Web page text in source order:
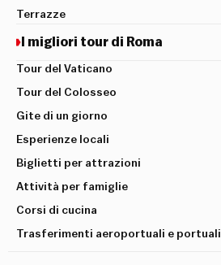
Terrazze
I migliori tour di Roma
Tour del Vaticano
Tour del Colosseo
Gite di un giorno
Esperienze locali
Biglietti per attrazioni
Attività per famiglie
Corsi di cucina
Trasferimenti aeroportuali e portuali